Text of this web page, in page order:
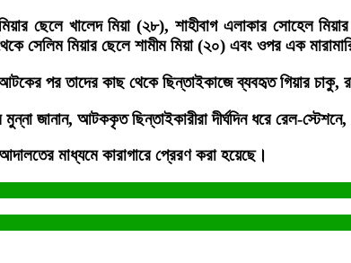
ছেলে খালেদ মিয়া (২৮), শাহীবাগ এলাকার সোহেল
সেলিম মিয়ার ছেলে শামীম মিয়া (২০) এবং ওপর এক
পর তাদের কাছ থেকে ছিন্তাইকাজে ব্যবহৃত গিয়ার চাকু,
জানান, আটককৃত ছিন্তাইকারীরা দীর্ঘদিন ধরে রেল-
মাধ্যমে কারাগারে প্রেরণ করা হয়েছে।